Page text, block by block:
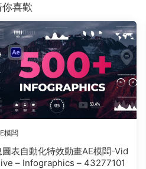
你喜歡
模闆
圖表自動化特效動畫AE模闆-Vid
– Infographics – 43277101